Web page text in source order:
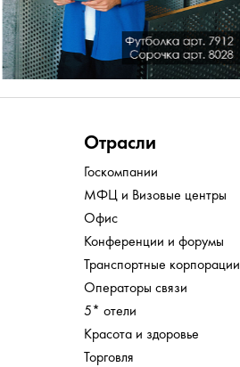
Отрасли
Госкомпании
МФЦ и Визовые центры
Офис
Конференции и форумы
Транспортные корпорации
Операторы связи
5* отели
Красота и здоровье
Торговля